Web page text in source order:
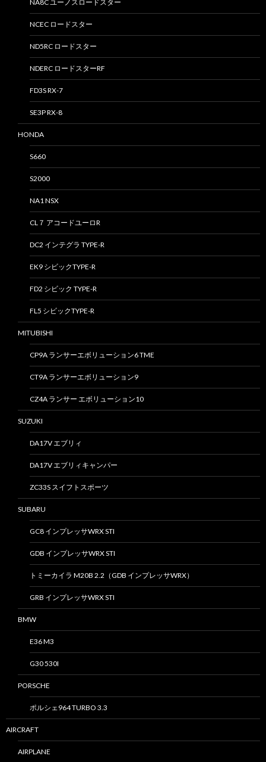
NA8C ユーノスロードスター
NCEC ロードスター
ND5RC ロードスター
NDERC ロードスターRF
FD3S RX-7
SE3P RX-8
HONDA
S660
S2000
NA1 NSX
CL７ アコードユーロR
DC2 インテグラ TYPE-R
EK9 シビックTYPE-R
FD2 シビック TYPE-R
FL5 シビックTYPE-R
MITUBISHI
CP9A ランサーエボリューション6 TME
CT9A ランサーエボリューション9
CZ4A ランサー エボリューション10
SUZUKI
DA17V エブリィ
DA17V エブリィキャンパー
ZC33S スイフトスポーツ
SUBARU
GC8 インプレッサWRX STI
GDB インプレッサWRX STI
トミーカイラ M20B 2.2（GDB インプレッサWRX）
GRB インプレッサWRX STI
BMW
E36 M3
G30 530I
PORSCHE
ポルシェ964 TURBO 3.3
AIRCRAFT
AIRPLANE